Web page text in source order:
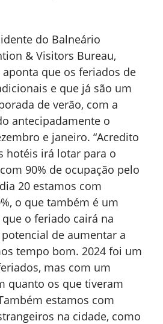
do Balneário
& Visitors Bureau,
aponta que os feriados de
e que já são um
de verão, com a
antecipadamente o
e janeiro. “Acredito
hotéis irá lotar para o
90% de ocupação pelo
20 estamos com
o que também é um
o feriado cairá na
de aumentar a
tempo bom. 2024 foi um
mas com um
quanto os que tiveram
estamos com
na cidade, como